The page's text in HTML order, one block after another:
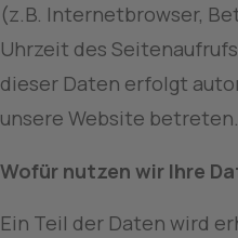
(z.B. Internetbrowser,
Uhrzeit des
dieser Daten erfolgt
unsere Website betreten.
Wofür nutzen wir Ihre
Ein Teil der Daten wird